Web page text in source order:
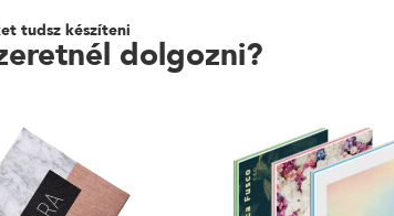
tudsz készíteni
dolgozni?